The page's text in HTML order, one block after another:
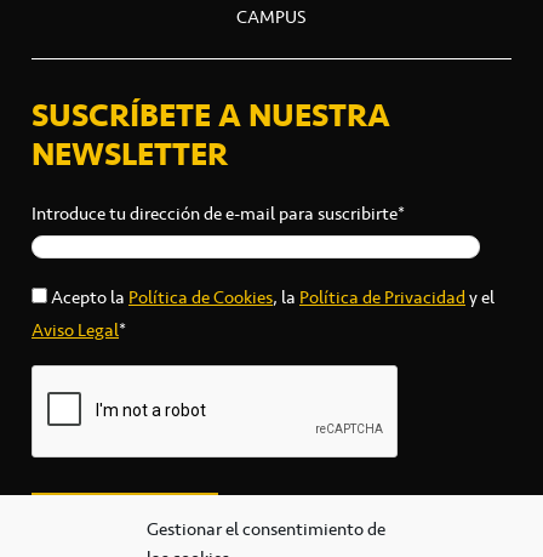
Gestionar el consentimiento de
CAMPUS
SUSCRÍBETE A NUESTRA
NEWSLETTER
Introduce tu dirección de e-mail para suscribirte*
Acepto laPolítica de Cookies, laPolítica de Privacidady el
Aviso Legal*